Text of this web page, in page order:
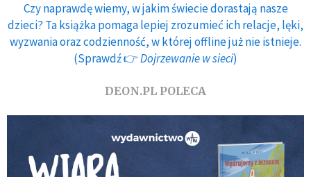
Czy naprawdę wiemy, w jakim świecie dorastają nasze
dzieci? Ta książka pomaga lepiej zrozumieć ich relacje, lęki,
wyzwania oraz codzienność, w której offline już nie istnieje.
(Sprawdź 👉Dojrzewanie w sieci)
DEON.PL POLECA